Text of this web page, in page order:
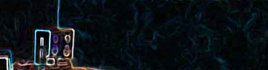
Noix de cajou caramélisées
au sésame